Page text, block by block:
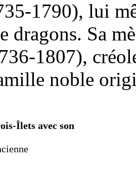
1790), lui
dragons. Sa
1807),
noble
Îlets avec son